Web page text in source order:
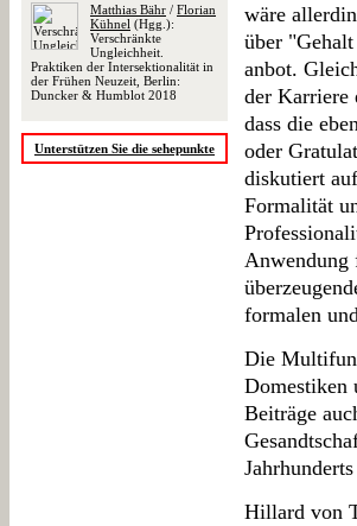
Matthias Bähr / Florian
Kühnel (Hgg.):
Verschränkte
Ungleichheit.
Praktiken der Intersektionalität in
der Frühen Neuzeit, Berlin:
Duncker & Humblot 2018
Unterstützen Sie die sehepunkte
wäre
über
anbot.
der Karriere
dass die
oder
diskutiert
Formalität
Anwendung
formalen
Die
Domestiken
Beiträge
Hillard von